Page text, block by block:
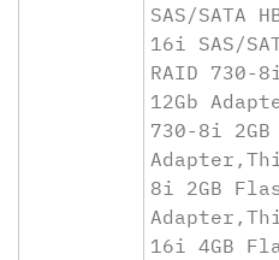
SAS/SATA
16i SAS/
RAID 730-
12Gb
730-8i 2GB
8i 2GB
16i 4GB